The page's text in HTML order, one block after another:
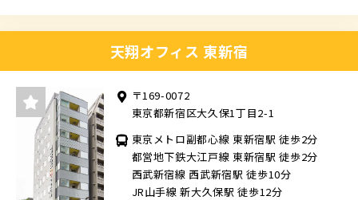
天翔オフィス 東新宿
〒169-0072
東京都新宿区大久保1丁目2-1
東京メトロ副都心線 東新宿駅 徒歩2分
都営地下鉄大江戸線 東新宿駅 徒歩2分
西武新宿線 西武新宿駅 徒歩10分
JR山手線 新大久保駅 徒歩12分